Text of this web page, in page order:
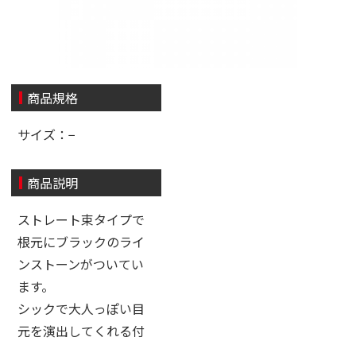
商品規格
サイズ：−
商品説明
ストレート束タイプで
根元にブラックのライ
ンストーンがついてい
ます。
シックで大人っぽい目
元を演出してくれる付